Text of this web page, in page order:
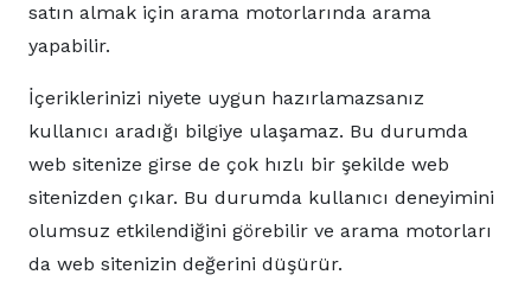
satın almak için arama motorlarında arama
yapabilir.
İçeriklerinizi niyete uygun hazırlamazsanız
kullanıcı aradığı bilgiye ulaşamaz. Bu durumda
web sitenize girse de çok hızlı bir şekilde web
sitenizden çıkar. Bu durumda kullanıcı deneyimini
olumsuz etkilendiğini görebilir ve arama motorları
da web sitenizin değerini düşürür.